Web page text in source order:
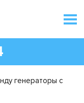
генераторы с